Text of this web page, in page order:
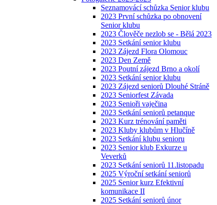
Seznamovácí schůzka Senior klubu
2023 První schůzka po obnovení
Senior klubu
2023 Člověče nezlob se - Bělá 2023
2023 Setkání senior klubu
2023 Zájezd Flora Olomouc
2023 Den Země
2023 Poutní zájezd Brno a okolí
2023 Setkání senior klubu
2023 Zájezd seniorů Dlouhé Stráně
2023 Seniorfest Závada
2023 Senioři vaječina
2023 Setkání seniorů petanque
2023 Kurz trénování paměti
2023 Kluby klubům v Hlučíně
2023 Setkání klubu senioru
2023 Senior klub Exkurze u
Veverků
2023 Setkání seniorů 11.listopadu
2025 Výroční setkání seniorů
2025 Senior kurz Efektivní
komunikace II
2025 Setkání seniorů únor